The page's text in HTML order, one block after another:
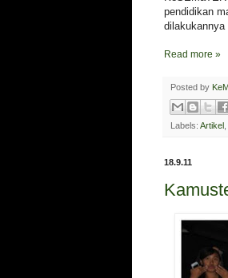
pendidikan
dilakukannya
Read more »
Posted by
Labels: Artikel
18.9.11